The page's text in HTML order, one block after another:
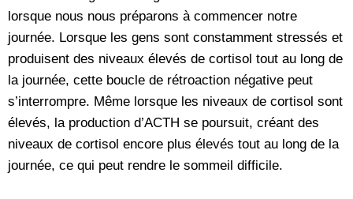
lorsque nous nous préparons à commencer notre
journée. Lorsque les gens sont constamment stressés et
produisent des niveaux élevés de cortisol tout au long de
la journée, cette boucle de rétroaction négative peut
s’interrompre. Même lorsque les niveaux de cortisol sont
élevés, la production d’ACTH se poursuit, créant des
niveaux de cortisol encore plus élevés tout au long de la
journée, ce qui peut rendre le sommeil difficile.